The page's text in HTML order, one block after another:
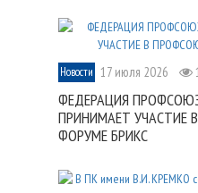
Новости 17 июля 2026
ФЕДЕРАЦИЯ
ПРИНИМАЕТ УЧАСТИЕ
ФОРУМЕ БРИКС